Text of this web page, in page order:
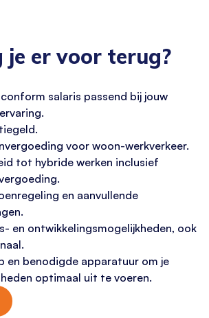
er voor terug?
salaris passend bij jouw
voor woon-werkverkeer.
tot hybride werken inclusief
en aanvullende
en ontwikkelingsmogelijkheden, ook
en benodigde apparatuur om je
optimaal uit te voeren.